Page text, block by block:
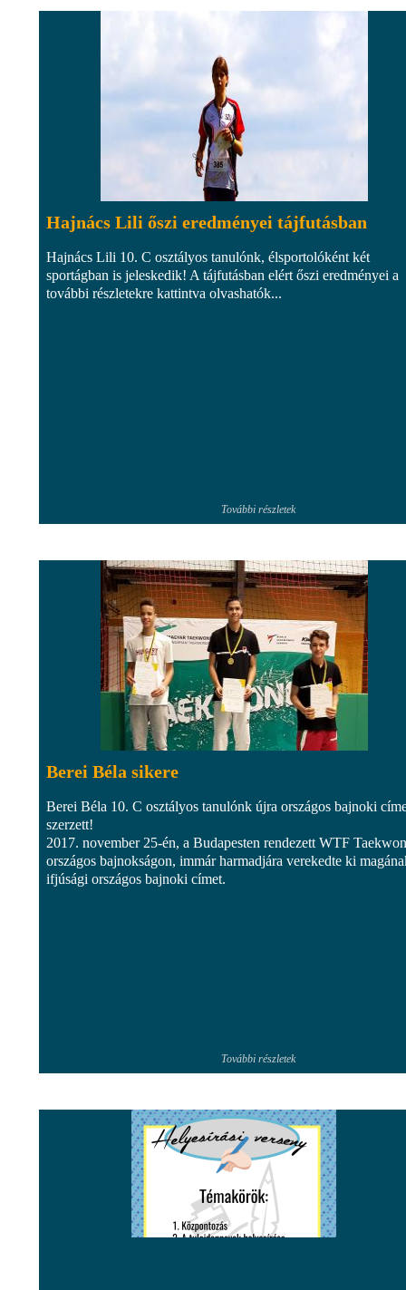
Hajnács Lili őszi eredményei tájfutásban
Hajnács Lili 10. C osztályos tanulónk, élsportolóként két
sportágban is jeleskedik! A tájfutásban elért őszi eredményei a
további részletekre kattintva olvashatók...
További részletek
Berei Béla sikere
Berei Béla 10. C osztályos tanulónk újra országos bajnoki
szerzett!
2017. november 25-én, a Budapesten rendezett WTF
országos bajnokságon, immár harmadjára verekedte ki
ifjúsági országos bajnoki címet.
További részletek